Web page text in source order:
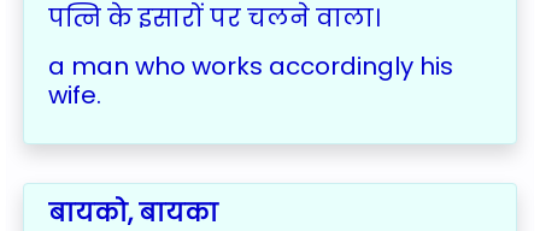
पत्नि के इसारों पर चलने वाला।
a man who works accordingly his
wife.
बायको, बायका